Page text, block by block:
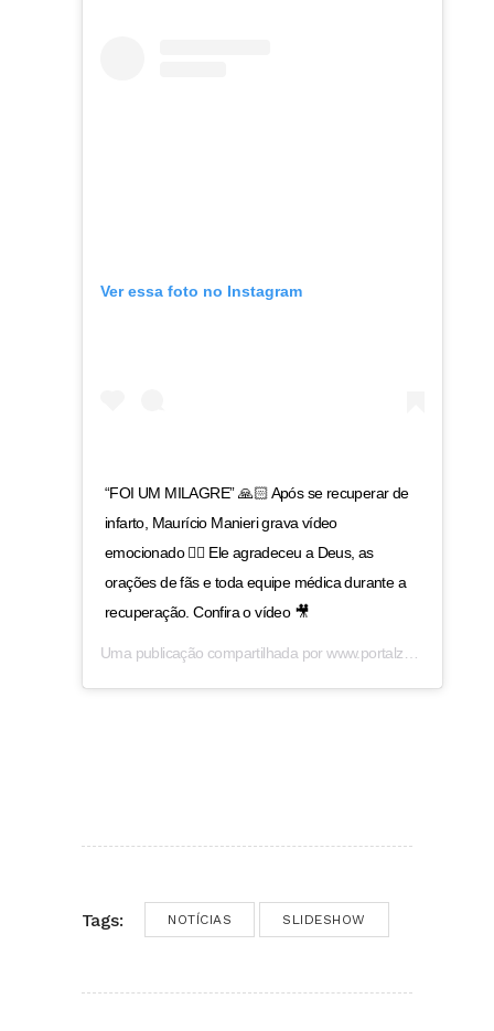
Ver essa foto no Instagram
“FOI UM MILAGRE” 🙏🏻 Após se recuperar de
infarto, Maurício Manieri grava vídeo
emocionado 👇🏻 Ele agradeceu a Deus, as
orações de fãs e toda equipe médica durante a
recuperação. Confira o vídeo 🎥
Uma publicação compartilhada porwww.portalzap.com
Tags: NOTÍCIAS SLIDESHOW